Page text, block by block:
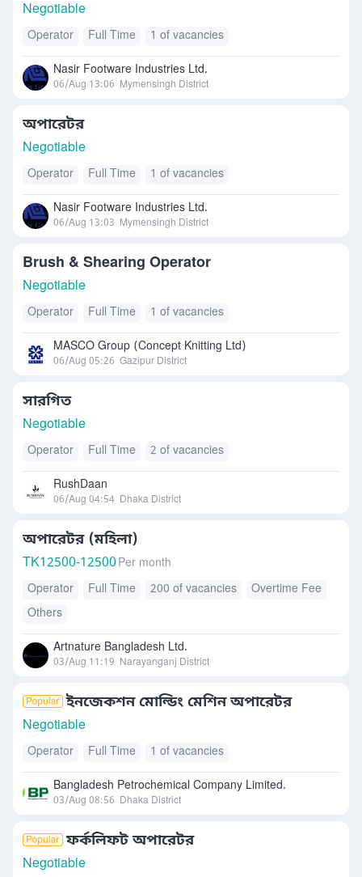
Negotiable
Operator Full Time 1 of vacancies
Nasir Footware Industries Ltd.
06/Aug 13:06 Mymensingh District
অপারেটর
Negotiable
Operator Full Time 1 of vacancies
Nasir Footware Industries Ltd.
06/Aug 13:03 Mymensingh District
Brush & Shearing Operator
Negotiable
Operator Full Time 1 of vacancies
MASCO Group (Concept Knitting Ltd)
06/Aug 05:26 Gazipur District
সারগিত
Negotiable
Operator Full Time 2 of vacancies
RushDaan
06/Aug 04:54 Dhaka District
অপারেটর (মহিলা)
TK12500-12500 Per month
Operator
Full Time 200 of vacancies
Overtime Fee
Others
Artnature Bangladesh Ltd.
03/Aug 11:19 Narayanganj District
ইনজেকশন মোল্ডিং মেশিন অপারেটর
Negotiable
Operator Full Time 1 of vacancies
Bangladesh Petrochemical Company Limited.
03/Aug 08:56 Dhaka District
ফর্কলিফট অপারেটর
Negotiable